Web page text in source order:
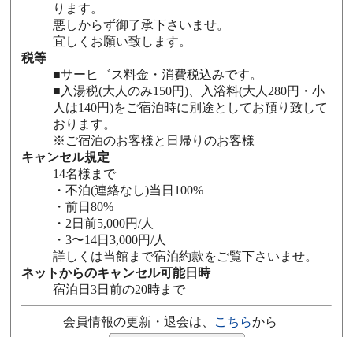
ります。
悪しからず御了承下さいませ。
宜しくお願い致します。
税等
■サーヒ゛ス料金・消費税込みです。
■入湯税(大人のみ150円)、入浴料(大人280円・小
人は140円)をご宿泊時に別途としてお預り致して
おります。
※ご宿泊のお客様と日帰りのお客様
キャンセル規定
14名様まで
・不泊(連絡なし)当日100%
・前日80%
・2日前5,000円/人
・3〜14日3,000円/人
詳しくは当館まで宿泊約款をご覧下さいませ。
ネットからのキャンセル可能日時
宿泊日3日前の20時まで
会員情報の更新・退会は、 こちらから